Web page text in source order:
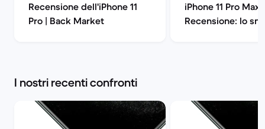
Recensione dell'iPhone 11
Pro | Back Market
iPhone 11 Pro Max
Recensione: lo
I nostri recenti confronti